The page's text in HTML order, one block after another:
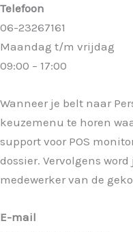
Telefoon
06-23267161
Maandag t/m vrijdag
09:00 – 17:00
Wanneer je belt naar
keuzemenu te horen
support voor POS
dossier. Vervolgens
medewerker van de
E-mail